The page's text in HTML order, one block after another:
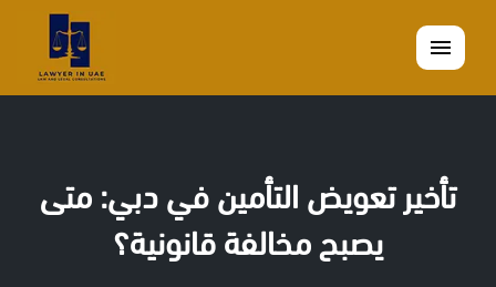
القائمة
تأخير تعويض التأمين في دبي: متى
يصبح مخالفة قانونية؟